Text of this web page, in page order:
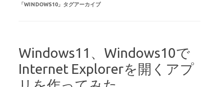
「WINDOWS10」タグアーカイブ
Windows11、Windows10で
Internet Explorerを開くアプ